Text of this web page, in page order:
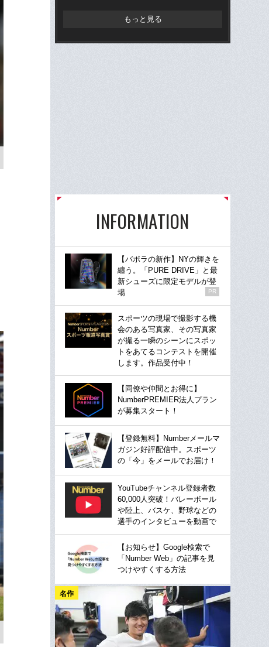
もっと見る
INFORMATION
【バボラの新作】NYの輝きを
纏う。「PURE DRIVE」と最
新シューズに限定モデルが登
場
PR
スポーツの現場で撮影する機
会のある写真家、その写真家
が撮る一瞬のシーンにスポッ
トをあてるコンテストを開催
します。作品受付中！
【同僚や仲間とお得に】
NumberPREMIER法人プラン
が募集スタート！
【登録無料】Numberメールマ
ガジン好評配信中。スポーツ
の「今」をメールでお届け！
YouTubeチャンネル登録者数
60,000人突破！バレーボール
や陸上、バスケ、野球などの
選手のインタビューを動画で
【お知らせ】Google検索で
「Number Web」の記事を見
つけやすくする方法
名作